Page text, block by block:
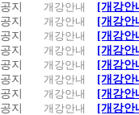
공지
개강안내
[개강안
공지
개강안내
[개강안
공지
개강안내
[개강안
공지
개강안내
[개강안
공지
개강안내
[개강안
공지
개강안내
[개강안
공지
개강안내
[개강안
공지
개강안내 [개강안